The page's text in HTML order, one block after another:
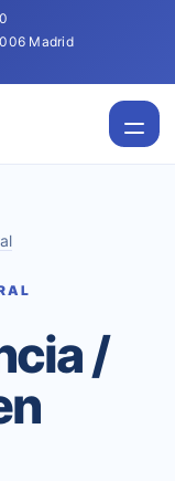
Madrid
/